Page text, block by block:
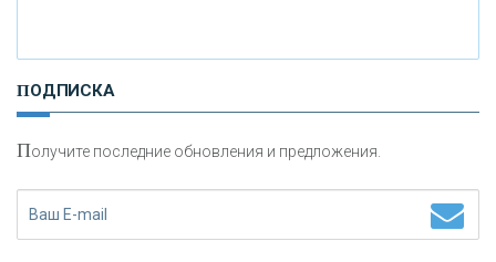
И
сохранения и увеличения капитала
ПОДПИСКА
Получите последние обновления и предложения.